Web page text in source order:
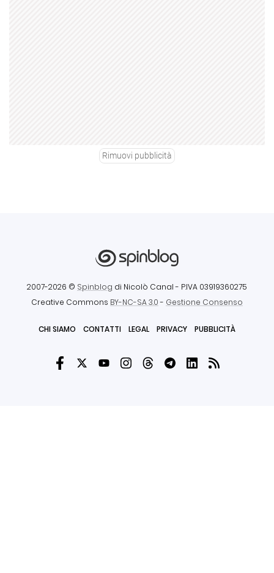
Rimuovi pubblicità
2007-2026 © Spinblog di Nicolò Canal - P.IVA 03919360275
Creative Commons BY-NC-SA 3.0- Gestione Consenso
CHI SIAMO CONTATTI LEGAL PRIVACY PUBBLICITÀ